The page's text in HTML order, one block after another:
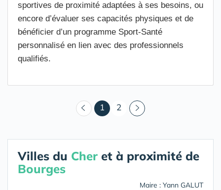
sportives de proximité adaptées à ses besoins, ou
encore d’évaluer ses capacités physiques et de
bénéficier d’un programme Sport-Santé
personnalisé en lien avec des professionnels
qualifiés.
1 (courant)
2
Villes du Cher et à proximité de
Bourges
Maire : Yann GALUT